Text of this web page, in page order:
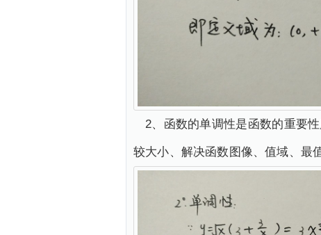
2、函数的单调性是函数的重要
较大小、解决函数图像、值域、最